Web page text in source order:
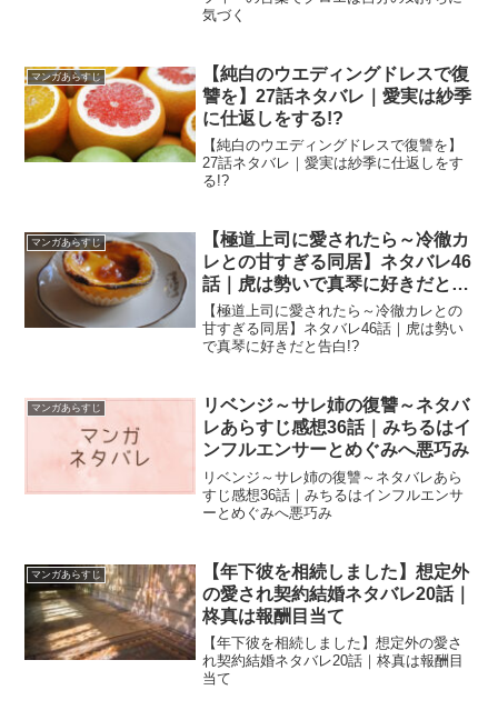
気づく
マンガあらすじ
【純白のウエディングドレスで復
讐を】27話ネタバレ｜愛実は紗季
に仕返しをする!?
【純白のウエディングドレスで復讐を】
27話ネタバレ｜愛実は紗季に仕返しをす
る!?
マンガあらすじ
【極道上司に愛されたら～冷徹カ
レとの甘すぎる同居】ネタバレ46
話｜虎は勢いで真琴に好きだと告
白!?
【極道上司に愛されたら～冷徹カレとの
甘すぎる同居】ネタバレ46話｜虎は勢い
で真琴に好きだと告白!?
マンガあらすじ
リベンジ～サレ姉の復讐～ネタバ
レあらすじ感想36話｜みちるはイ
ンフルエンサーとめぐみへ悪巧み
リベンジ～サレ姉の復讐～ネタバレあら
すじ感想36話｜みちるはインフルエンサ
ーとめぐみへ悪巧み
マンガあらすじ
【年下彼を相続しました】想定外
の愛され契約結婚ネタバレ20話｜
柊真は報酬目当て
【年下彼を相続しました】想定外の愛さ
れ契約結婚ネタバレ20話｜柊真は報酬目
当て